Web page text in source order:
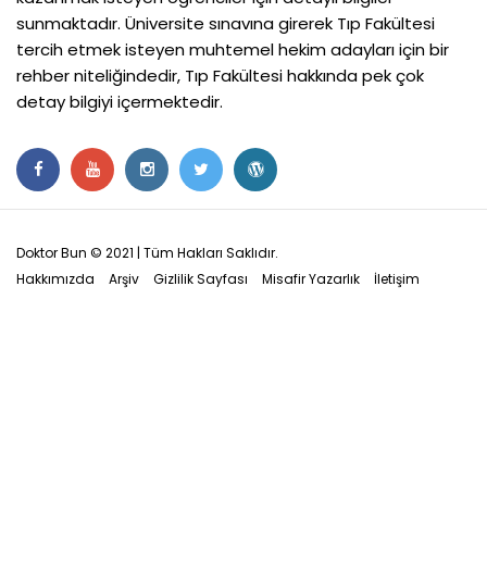
sunmaktadır. Üniversite sınavına girerek Tıp Fakültesi
tercih etmek isteyen muhtemel hekim adayları için bir
rehber niteliğindedir, Tıp Fakültesi hakkında pek çok
detay bilgiyi içermektedir.
Doktor Bun © 2021 | Tüm Hakları Saklıdır.
Hakkımızda
Arşiv Gizlilik Sayfası Misafir Yazarlık İletişim